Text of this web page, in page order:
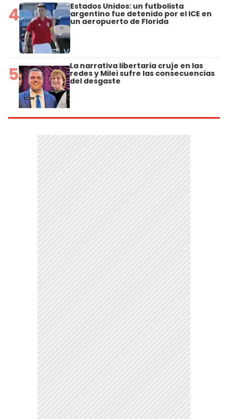
4 Estados Unidos: un futbolista
argentino fue detenido por el ICE en
un aeropuerto de Florida
5 La narrativa libertaria cruje en las
redes y Milei sufre las consecuencias
del desgaste